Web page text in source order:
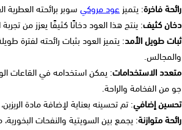
رائحة فاخرة: يتميز عود مروكي سوبر برائحته العطرية
دخان كثيف: ينتج هذا العود دخانًا كثيفًا يعزز من
ثبات طويل الأمد: يتميز العود بثبات رائحته لفترة
والمجالس.
متعدد الاستخدامات: يمكن استخدامه في القاعات
جو من الفخامة والراحة.
تحسين إضافي: تم تحسينه بعناية لإضافة مادة
رائحة متوازنة: يجمع بين السويتية والنفحات